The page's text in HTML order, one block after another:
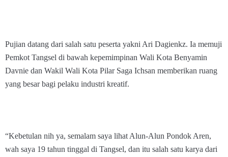
Pujian datang dari salah satu peserta yakni Ari Dagienkz. Ia memuji
Pemkot Tangsel di bawah kepemimpinan Wali Kota Benyamin
Davnie dan Wakil Wali Kota Pilar Saga Ichsan memberikan ruang
yang besar bagi pelaku industri kreatif.
“Kebetulan nih ya, semalam saya lihat Alun-Alun Pondok Aren,
wah saya 19 tahun tinggal di Tangsel, dan itu salah satu karya dari